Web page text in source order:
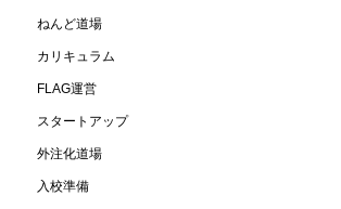
ねんど道場
カリキュラム
FLAG運営
スタートアップ
外注化道場
入校準備